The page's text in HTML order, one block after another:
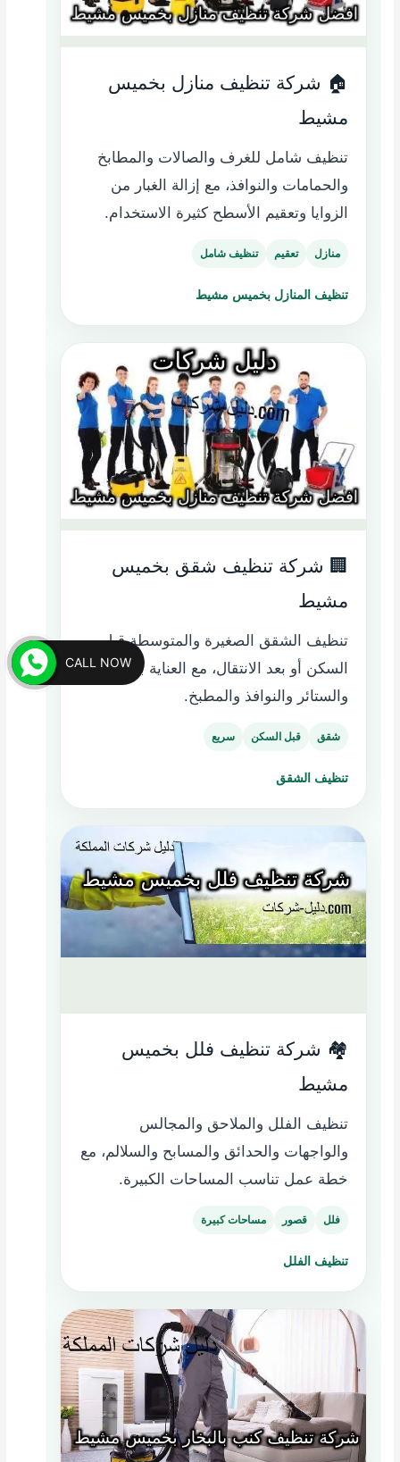
🏠 شركة تنظيف منازل بخميس
مشيط
تنظيف شامل للغرف والصالات والمطابخ
والحمامات والنوافذ، مع إزالة الغبار من
الزوايا وتعقيم الأسطح كثيرة الاستخدام.
منازل تعقيم تنظيف شامل
تنظيف المنازل بخميس مشيط
🏢 شركة تنظيف شقق بخميس
مشيط
تنظيف الشقق الصغيرة والمتوسطة قبل
السكن أو بعد الانتقال، مع العناية بالكنب
والستائر والنوافذ والمطبخ.
شقق قبل السكن سريع
تنظيف الشقق
🏘️ شركة تنظيف فلل بخميس
مشيط
تنظيف الفلل والملاحق والمجالس
والواجهات والحدائق والمسابح والسلالم، مع
خطة عمل تناسب المساحات الكبيرة.
فلل قصور مساحات كبيرة
تنظيف الفلل
CALL NOW